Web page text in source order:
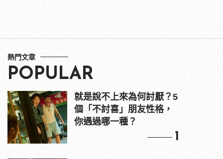
熱門文章
POPULAR
就是說不上來為何討厭？5
個「不討喜」朋友性格，
你遇過哪一種？
1